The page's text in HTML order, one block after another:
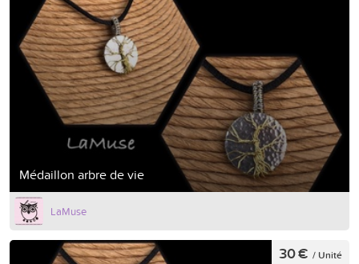
Médaillon arbre de vie
LaMuse
30 € / Unité